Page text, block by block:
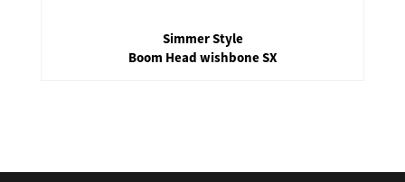
Simmer Style
Boom Head wishbone SX